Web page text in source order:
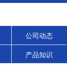
公司动态
产品知识